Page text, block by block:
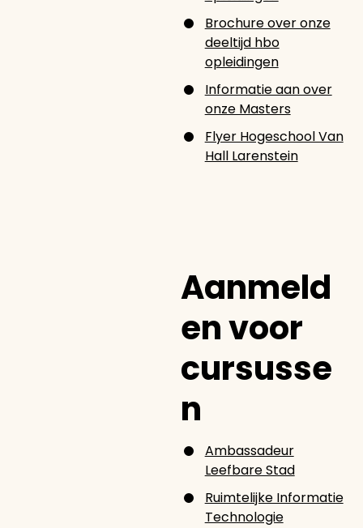
Brochure over onze
deeltijd hbo
opleidingen
Informatie aan over
onze Masters
Flyer Hogeschool Van
Hall Larenstein
Aanmeld
en voor
cursusse
n
Ambassadeur
Leefbare Stad
Ruimtelijke Informatie
Technologie